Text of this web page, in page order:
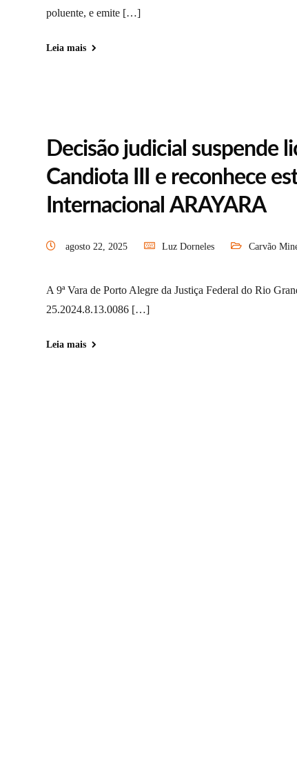
poluente, e emite […]
Leia mais
Decisão judicial suspende
Candiota III e reconhece
Internacional ARAYARA
agosto 22, 2025 Luz Dorneles Carvão
A 9ª Vara de Porto Alegre da Justiça Federal do Rio
25.2024.8.13.0086 […]
Leia mais